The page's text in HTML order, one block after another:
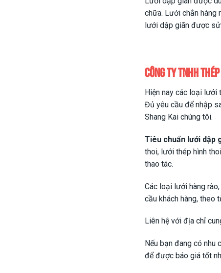
chữa. Lưới chắn hàng
lưới dập giãn được sử
Công ty TNHH
Hiện nay các loại lưới
Đủ yêu cầu để nhập
Shang Kai chúng tôi.
Tiêu chuẩn lưới dập
thoi, lưới thép hình
thao tác.
Các loại lưới hàng
cầu khách hàng, theo
Liên hệ với địa chỉ
Nếu bạn đang có nhu
để được báo giá tốt